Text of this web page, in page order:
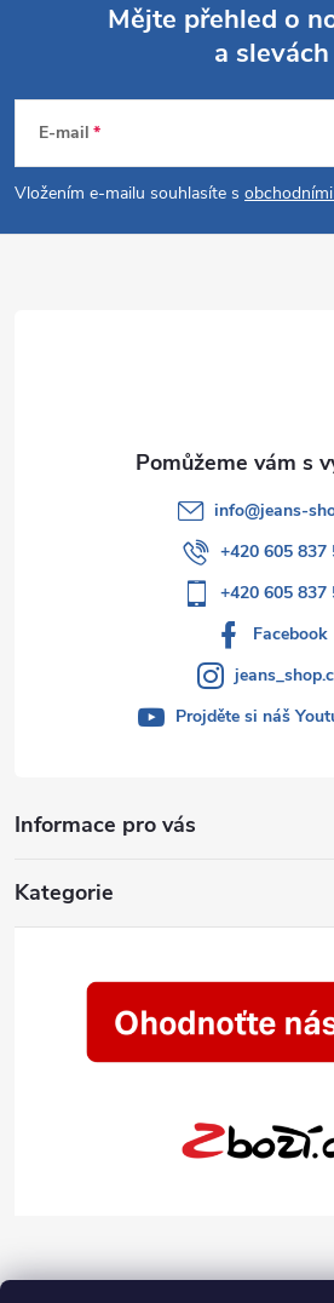
p
a
Mějte přehled o
a slevách
E-mail
Vložením e-mailu souhlasíte s
Informace pro vás
Kategorie
info@jeans-
+420 605 837
+420 605 837
Facebook
Projděte si náš